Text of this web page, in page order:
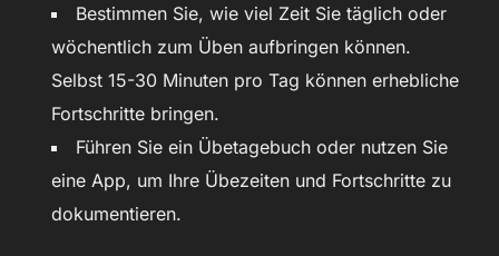
Bestimmen Sie, wie viel Zeit Sie täglich oder
wöchentlich zum Üben aufbringen können.
Selbst 15-30 Minuten pro Tag können erhebliche
Fortschritte bringen.
Führen Sie ein Übetagebuch oder nutzen Sie
eine App, um Ihre Übezeiten und Fortschritte zu
dokumentieren.